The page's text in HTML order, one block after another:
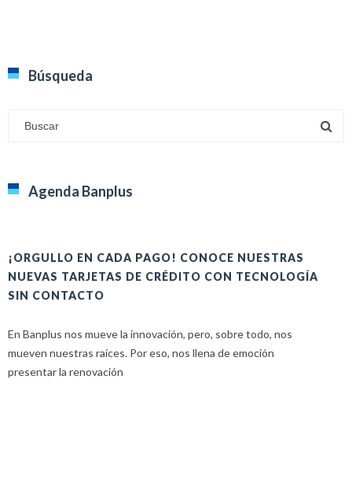
Búsqueda
Agenda Banplus
¡ORGULLO EN CADA PAGO! CONOCE NUESTRAS
NUEVAS TARJETAS DE CRÉDITO CON TECNOLOGÍA
SIN CONTACTO
En Banplus nos mueve la innovación, pero, sobre todo, nos
mueven nuestras raíces. Por eso, nos llena de emoción
presentar la renovación